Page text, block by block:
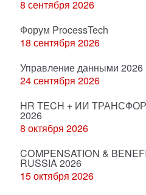
8 сентября 2026
Форум ProcessTech
18 сентября 2026
Управление данными 2026
24 сентября 2026
HR TECH + ИИ
2026
8 октября 2026
COMPENSATION &
RUSSIA 2026
15 октября 2026